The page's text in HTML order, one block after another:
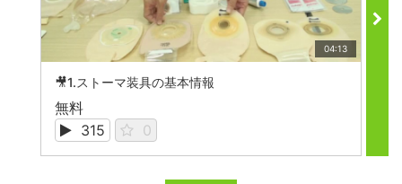
04:13
🎥1.ストーマ装具の基本情報
無料
315
0